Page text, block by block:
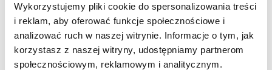
Wykorzystujemy pliki cookie do spersonalizowania treści
i reklam, aby oferować funkcje społecznościowe i
analizować ruch w naszej witrynie. Informacje o tym, jak
korzystasz z naszej witryny, udostępniamy partnerom
społecznościowym, reklamowym i analitycznym.